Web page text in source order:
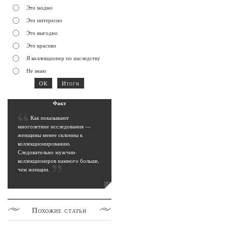
Это модно
Это интересно
Это выгодно
Это красиво
Я коллекционер по наследству
Не знаю
Факт
Как показывают
многолетние исследования —
женщины менее склонны к
коллекционированию.
Следовательно мужчин-
коллекционеров намного больше,
чем женщин.
Похожие статьи